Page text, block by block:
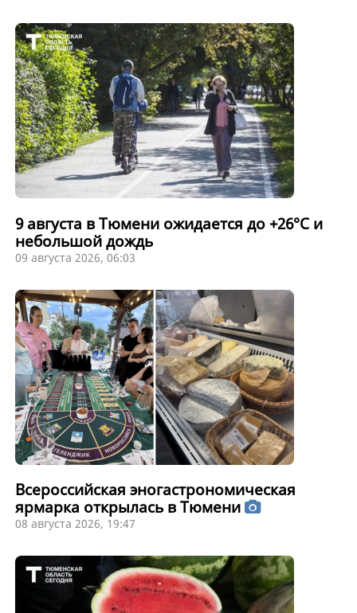
9 августа в Тюмени ожидается до +26°C и
небольшой дождь
09 августа 2026, 06:03
Всероссийская эногастрономическая
ярмарка открылась в Тюмени
08 августа 2026, 19:47